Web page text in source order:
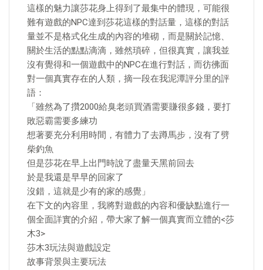
這樣的魅力讓莎花身上得到了最集中的體現，可能很
難有遊戲的NPC達到莎花這樣的對話量，這樣的對話
量並不是格式化生成的內容的堆砌，而是關於記憶、
關於生活的點點滴滴，雖然瑣碎，但很真實，讓我並
沒有覺得和一個遊戲中的NPC在進行對話，而彷彿面
對一個真實存在的人類，摘一段在我泥潭評分里的評
語：
「雖然為了攢2000給臭老頭買酒需要賺很多錢，要打
敗惡霸需要多練功
想著要充分利用時間，有體力了去蹲馬步，沒有了劈
柴釣魚
但是莎花在早上出門時說了盡量天黑前回去
於是我還是早早的回家了
沒錯，這就是少有的家的感覺」
在下文的內容里，我將對遊戲的內容和優缺點進行一
個全面詳實的介紹，帶大家了解一個真實而立體的<莎
木3>
莎木3玩法與遊戲設定
故事背景與主要玩法